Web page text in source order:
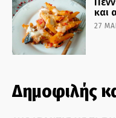
και
27
Δημοφιλής